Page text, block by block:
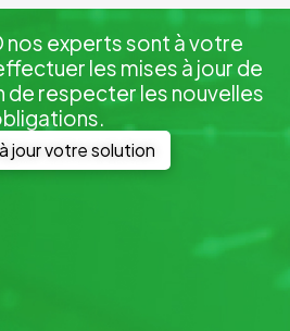
nos experts sont à votre
les mises à jour de
respecter les nouvelles
jour votre solution